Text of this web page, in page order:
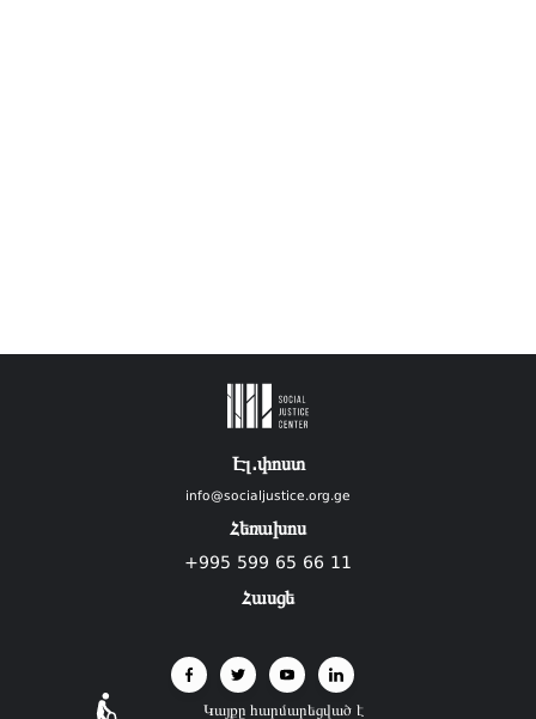
Էլ.փոստ
info@socialjustice.org.ge
Հեռախոս
+995 599 65 66 11
Հասցե
Կայքը հարմարեցված է